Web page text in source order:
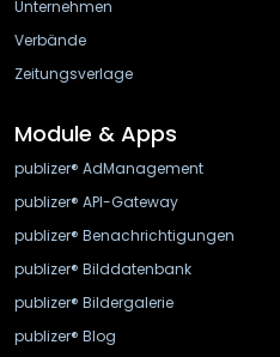
Unternehmen
Verbände
Zeitungsverlage
Module & Apps
publizer® AdManagement
publizer® API-Gateway
publizer® Benachrichtigungen
publizer® Bilddatenbank
publizer® Bildergalerie
publizer® Blog